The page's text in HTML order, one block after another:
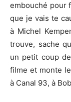
embouché pour
que je vais te
à Michel
trouve, sache
un petit coup
filme et monte
à Canal 93, à